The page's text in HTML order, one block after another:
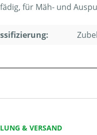
für Mäh- und
& VERSAND